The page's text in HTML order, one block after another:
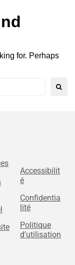
for. Perhaps
Accessibilit
é
Confidentia
lité
Politique
d’utilisation